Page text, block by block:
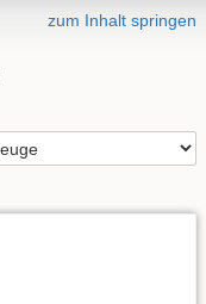
zum Inhalt springen